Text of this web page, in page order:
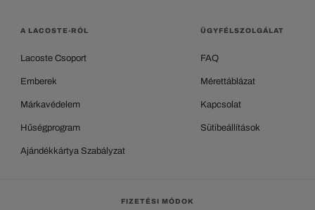
A LACOSTE-RÓL
Lacoste Csoport
Emberek
Márkavédelem
Hűségprogram
Ajándékkártya Szabályzat
ÜGYFÉLSZOLGÁLAT
FAQ
Mérettáblázat
Kapcsolat
Sütibeállítások
FIZETÉSI MÓDOK